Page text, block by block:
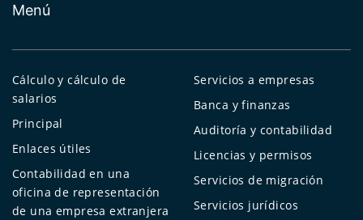
Menú
Cálculo y cálculo de
salarios
Principal
Enlaces útiles
Contabilidad en una
oficina de representación
de una empresa extranjera
Servicios a empresas
Banca y finanzas
Auditoría y contabilidad
Licencias y permisos
Servicios de migración
Servicios jurídicos